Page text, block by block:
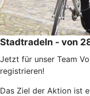
Stadtradeln - von
Jetzt für unser Team
registrieren!
Das Ziel der Aktion ist